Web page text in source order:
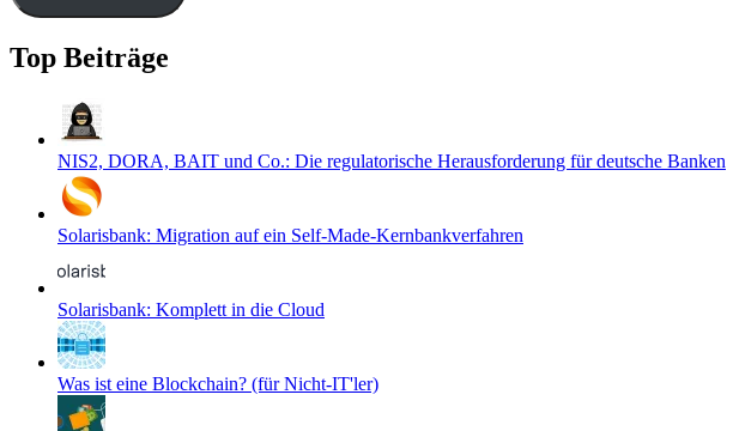
Top Beiträge
NIS2, DORA, BAIT und Co.: Die regulatorische Herausforderung für deutsche Banken
Solarisbank: Migration auf ein Self-Made-Kernbankverfahren
Solarisbank: Komplett in die Cloud
Was ist eine Blockchain? (für Nicht-IT'ler)